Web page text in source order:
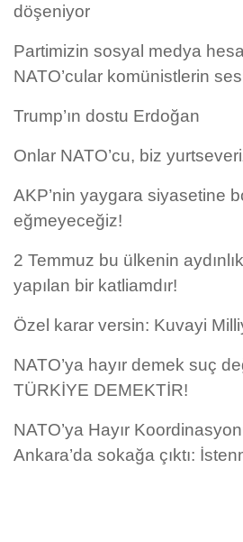
döşeniyor
Partimizin sosyal medya
NATO’cular komünistlerin
Trump’ın dostu Erdoğan
Onlar NATO’cu, biz
AKP’nin yaygara siyasetine
eğmeyeceğiz!
2 Temmuz bu ülkenin
yapılan bir katliamdır!
Özel karar versin: Kuvayi
NATO’ya hayır demek suç
TÜRKİYE DEMEKTİR!
NATO’ya Hayır
Ankara’da sokağa çıktı: